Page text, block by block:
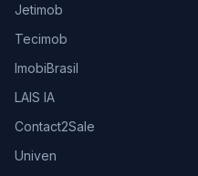
Jetimob
Tecimob
ImobiBrasil
LAIS IA
Contact2Sale
Univen